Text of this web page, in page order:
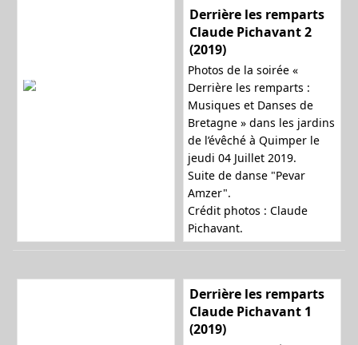
Derrière les remparts
Claude Pichavant 2
(2019)
Photos de la soirée «
Derrière les remparts :
Musiques et Danses de
Bretagne » dans les jardins
de l’évêché à Quimper le
jeudi 04 Juillet 2019.
Suite de danse "Pevar
Amzer".
Crédit photos : Claude
Pichavant.
Derrière les remparts
Claude Pichavant 1
(2019)